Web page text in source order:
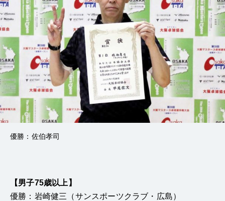
優勝：佐伯孝司
【男子75歳以上】
優勝：岩崎健三（サンスポーツクラブ・広島）